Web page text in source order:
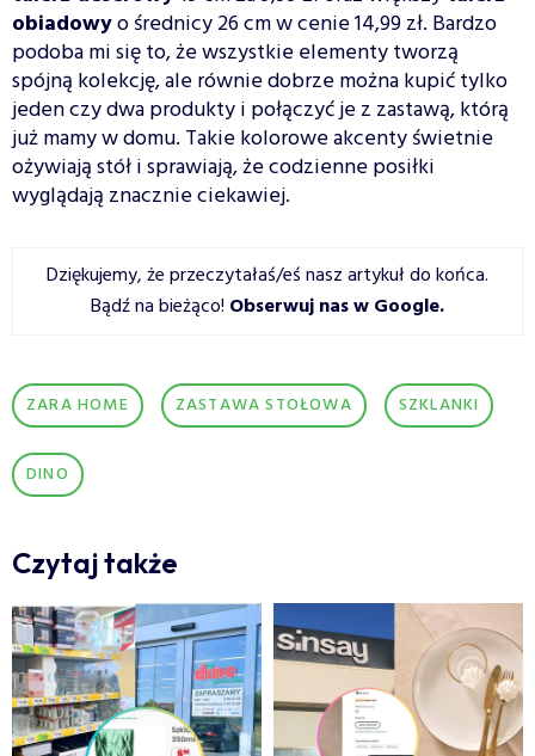
obiadowyo średnicy 26 cm w cenie 14,99 zł. Bardzo
podoba mi się to, że wszystkie elementy tworzą
spójną kolekcję, ale równie dobrze można kupić tylko
jeden czy dwa produkty i połączyć je z zastawą, którą
już mamy w domu. Takie kolorowe akcenty świetnie
ożywiają stół i sprawiają, że codzienne posiłki
wyglądają znacznie ciekawiej.
Dziękujemy, że przeczytałaś/eś nasz artykuł do końca.
Bądź na bieżąco! Obserwuj nas w Google.
ZARA HOME ZASTAWA STOŁOWA SZKLANKI
DINO
Czytaj także